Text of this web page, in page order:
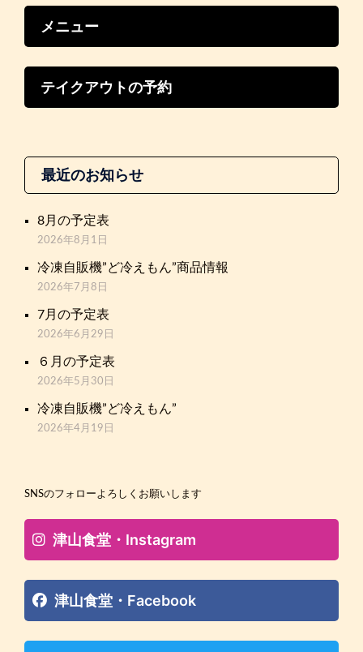
メニュー
テイクアウトの予約
最近のお知らせ
8月の予定表
2026年8月1日
冷凍自販機”ど冷えもん”商品情報
2026年7月8日
7月の予定表
2026年6月29日
６月の予定表
2026年5月30日
冷凍自販機”ど冷えもん”
2026年4月19日
SNSのフォローよろしくお願いします
津山食堂・Instagram
津山食堂・Facebook